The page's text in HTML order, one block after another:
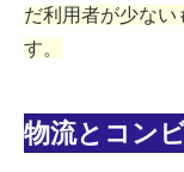
だ利用者が少ない
す。
物流とコン